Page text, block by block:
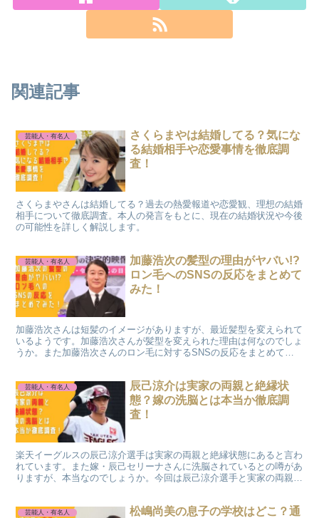
関連記事
芸能人・有名人
さくらまやは結婚してる？気にな
る結婚相手や恋愛事情を徹底調
査！
さくらまやさんは結婚してる？過去の熱愛報道や恋愛観、理想の結婚
相手について徹底調査。本人の発言をもとに、現在の結婚状況や今後
の可能性を詳しく解説します。
芸能人・有名人
加藤浩次の髪型の理由がヤバい!?
ロン毛へのSNSの反応をまとめて
みた！
加藤浩次さんは短髪のイメージがありますが、最近髪型を変えられて
いるようです。加藤浩次さんが髪型を変えられた理由は何なのでしょ
うか。また加藤浩次さんのロン毛に対するSNSの反応をまとめてみ
芸能人・有名人
辰己涼介は実家の両親と絶縁状
態？嫁の洗脳とは本当か徹底調
査！
楽天イーグルスの辰己涼介選手は実家の両親と絶縁状態にあると言わ
れています。また嫁・辰己セリーナさんに洗脳されているとの噂があ
りますが、本当なのでしょうか。今回は辰己涼介選手と実家の両親の
芸能人・有名人
松嶋尚美の息子の学校はどこ？通